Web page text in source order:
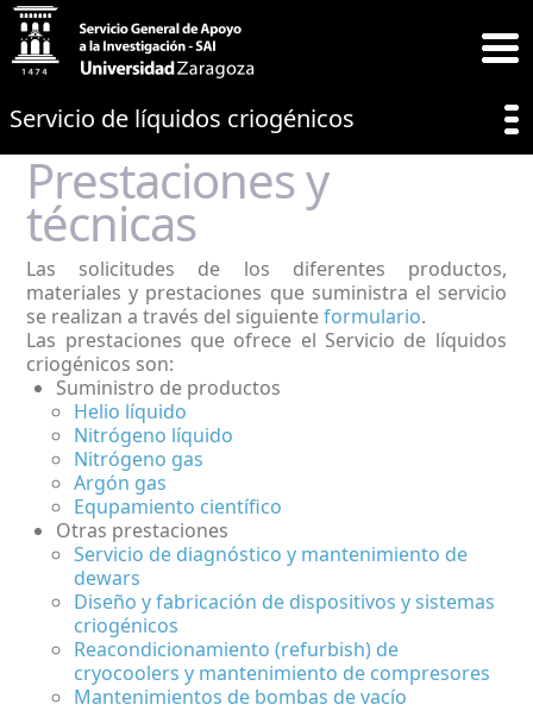
Servicio de líquidos criogénicos
Prestaciones y
técnicas
Las solicitudes de los diferentes productos,
materiales y prestaciones que suministra el servicio
se realizan a través del siguienteformulario.
Las prestaciones que ofrece el Servicio de líquidos
criogénicos son:
Suministro de productos
Helio líquido
Nitrógeno líquido
Nitrógeno gas
Argón gas
Equpamiento científico
Otras prestaciones
Servicio de diagnóstico y mantenimiento de
dewars
Diseño y fabricación de dispositivos y sistemas
criogénicos
Reacondicionamiento (refurbish) de
cryocoolers y mantenimiento de compresores
Mantenimientos de bombas de vacío